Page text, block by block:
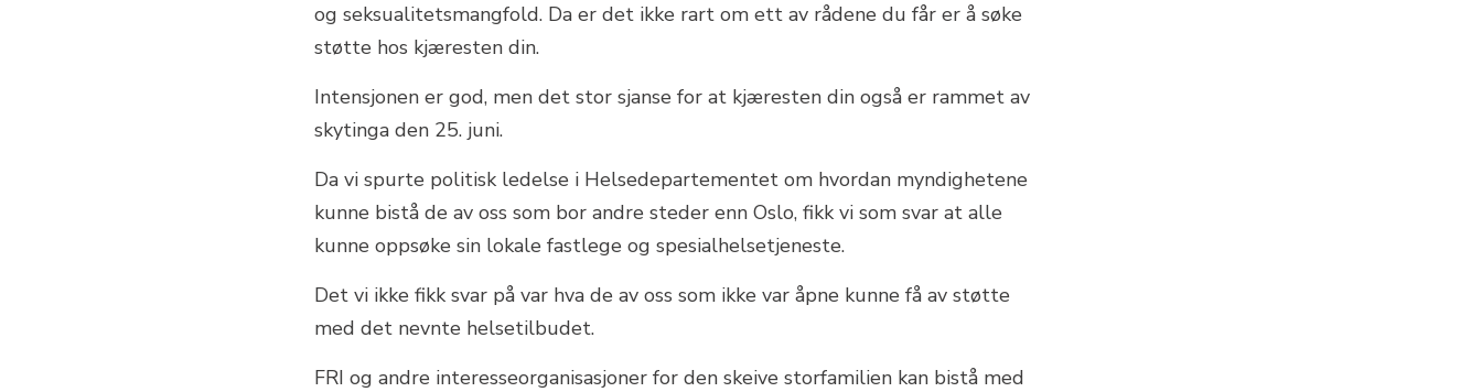
og seksualitetsmangfold. Da er det ikke rart om ett av rådene du får er å søke
støtte hos kjæresten din.
Intensjonen er god, men det stor sjanse for at kjæresten din også er rammet av
skytinga den 25. juni.
Da vi spurte politisk ledelse i Helsedepartementet om hvordan myndighetene
kunne bistå de av oss som bor andre steder enn Oslo, fikk vi som svar at alle
kunne oppsøke sin lokale fastlege og spesialhelsetjeneste.
Det vi ikke fikk svar på var hva de av oss som ikke var åpne kunne få av støtte
med det nevnte helsetilbudet.
FRI og andre interesseorganisasjoner for den skeive storfamilien kan bistå med